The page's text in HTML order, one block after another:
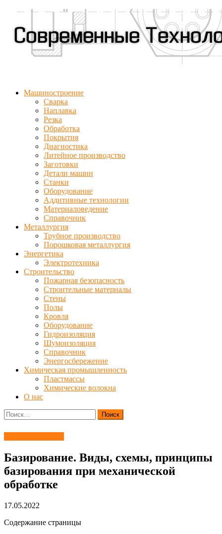
Машиностроение
Сварка
Наплавка
Резка
Обработка
Покрытия
Диагностика
Литейное производство
Заготовки
Детали машин
Станки
Оборудование
Аддитивные технологии
Материаловедение
Справочник
Металлургия
Трубное производство
Порошковая металлургия
Энергетика
Электротехника
Строительство
Пожарная безопасность
Строительные материалы
Стены
Полы
Кровля
Оборудование
Гидроизоляция
Шумоизоляция
Справочник
Энергосбережение
Химическая промышленность
Пластмассы
Химические волокна
О нас
Найти:
Базирование. Виды, схемы, принципы
базирования при механической
обработке
17.05.2022
Содержание страницы